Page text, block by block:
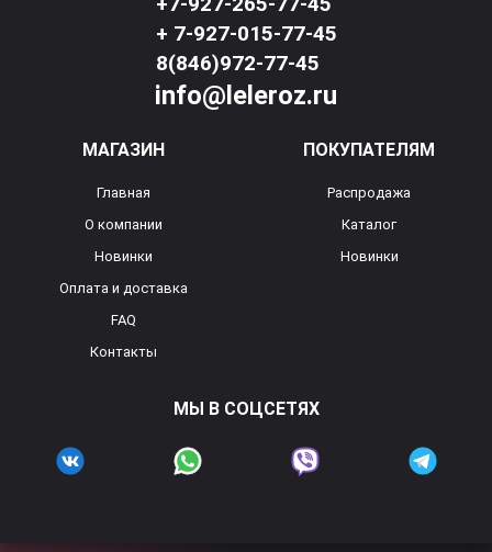
+ 7-927-015-77-45
8(846)972-77-45
info@leleroz.ru
МАГАЗИН
Главная
О компании
Новинки
Оплата и доставка
FAQ
Контакты
ПОКУПАТЕЛЯМ
Распродажа
Каталог
Новинки
МЫ В СОЦСЕТЯХ